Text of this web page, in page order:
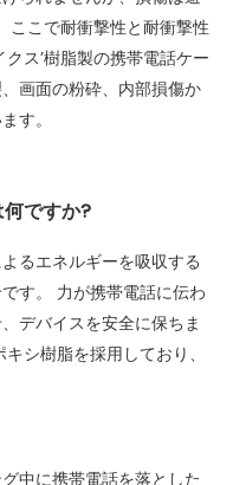
ここで耐衝撃性と耐衝撃性
ス’樹脂製の携帯電話ケー
画面の粉砕、内部損傷か
す。
ですか?
るエネルギーを吸収する
す。 力が携帯電話に伝わ
デバイスを安全に保ちま
シ樹脂を採用しており、
中に携帯電話を落とした